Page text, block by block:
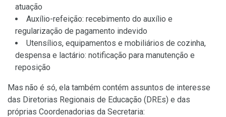
atuação
Auxílio-refeição: recebimento do auxílio e
regularização de pagamento indevido
Utensílios, equipamentos e mobiliários de cozinha,
despensa e lactário: notificação para manutenção e
reposição
Mas não é só, ela também contém assuntos de interesse
das Diretorias Regionais de Educação (DREs) e das
próprias Coordenadorias da Secretaria: